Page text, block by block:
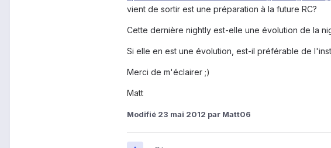
vient de sortir est une préparation à la future RC?
Cette dernière nightly est-elle une évolution de la
Si elle en est une évolution, est-il préférable de
Merci de m'éclairer ;)
Matt
Modifié 23 mai 2012 par Matt06